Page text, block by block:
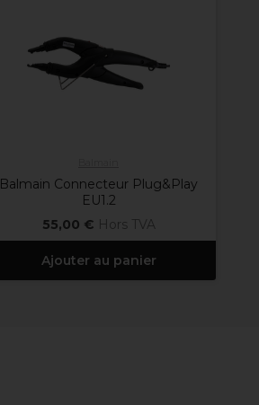
Balmain Connecteur Plug&Play
EU1.2
55,00 € Hors TVA
Ajouter au panier